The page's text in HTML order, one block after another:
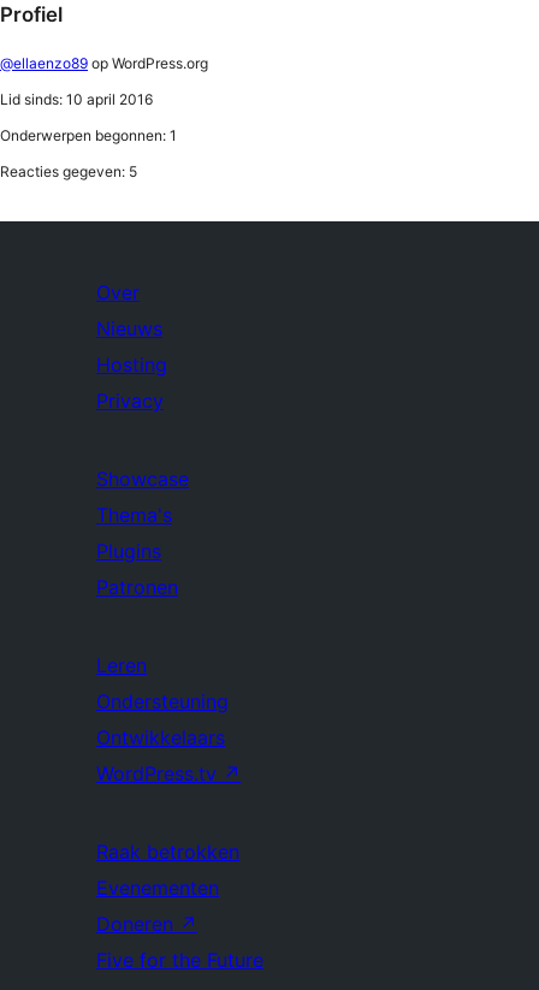
Profiel
@ellaenzo89 op WordPress.org
Lid sinds: 10 april 2016
Onderwerpen begonnen: 1
Reacties gegeven: 5
Over
Nieuws
Hosting
Privacy
Showcase
Thema's
Plugins
Patronen
Leren
Ondersteuning
Ontwikkelaars
WordPress.tv ↗
Raak betrokken
Evenementen
Doneren ↗
Five for the Future